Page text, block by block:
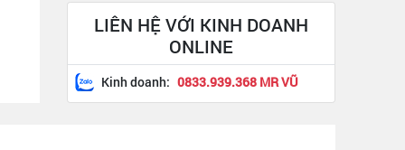
LIÊN HỆ VỚI KINH DOANH
ONLINE
Kinh doanh: 0833.939.368 MR VŨ